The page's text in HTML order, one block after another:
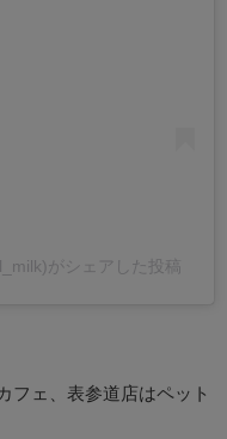
がシェアした投稿
フェ、表参道店はペット